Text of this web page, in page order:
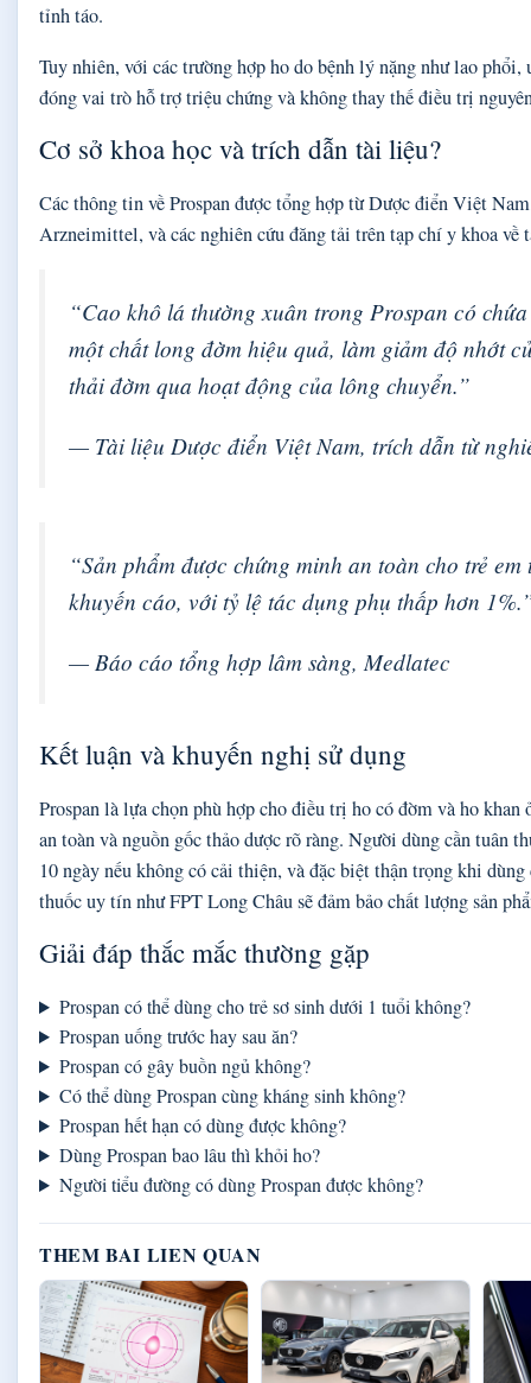
tỉnh táo.
Tuy nhiên, với các trường hợp ho do bệnh lý nặng như lao
đóng vai trò hỗ trợ triệu chứng và không thay thế điều trị
Cơ sở khoa học và trích dẫn tài liệu?
Các thông tin về Prospan được tổng hợp từ Dược điển Việt
Arzneimittel, và các nghiên cứu đăng tải trên tạp chí y khoa về
“Cao khô lá thường xuân trong Prospan có
một chất long đờm hiệu quả, làm giảm độ nhớt
thải đờm qua hoạt động của lông chuyển.”
— Tài liệu Dược điển Việt Nam, trích dẫn từ
“Sản phẩm được chứng minh an toàn cho trẻ
khuyến cáo, với tỷ lệ tác dụng phụ thấp hơn
— Báo cáo tổng hợp lâm sàng, Medlatec
Kết luận và khuyến nghị sử dụng
Prospan là lựa chọn phù hợp cho điều trị ho có đờm và ho
an toàn và nguồn gốc thảo dược rõ ràng. Người dùng cần tuân
10 ngày nếu không có cải thiện, và đặc biệt thận trọng khi
thuốc uy tín như FPT Long Châu sẽ đảm bảo chất lượng sản
Giải đáp thắc mắc thường gặp
Prospan có thể dùng cho trẻ sơ sinh dưới 1 tuổi không?
Prospan uống trước hay sau ăn?
Prospan có gây buồn ngủ không?
Có thể dùng Prospan cùng kháng sinh không?
Prospan hết hạn có dùng được không?
Dùng Prospan bao lâu thì khỏi ho?
Người tiểu đường có dùng Prospan được không?
THEM BAI LIEN QUAN